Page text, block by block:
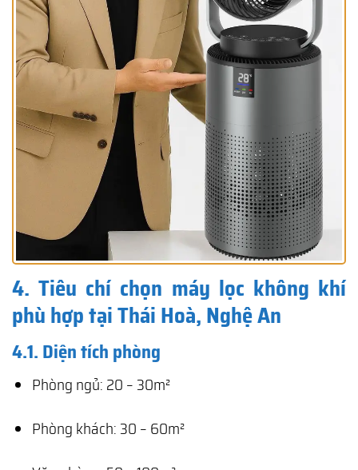
4. Tiêu chí chọn máy lọc không khí
phù hợp tại Thái Hoà, Nghệ An
4.1. Diện tích phòng
Phòng ngủ: 20 – 30m²
Phòng khách: 30 – 60m²